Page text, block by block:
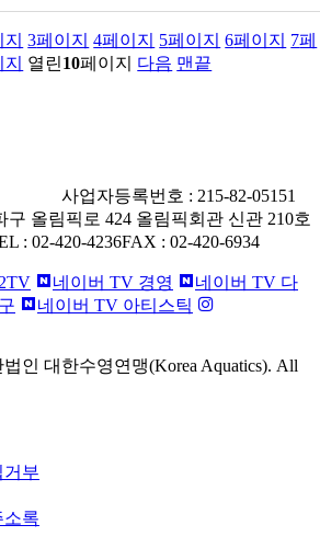
3페이지 4페이지 5페이지 6페이지 7페
열린10페이지 다음 맨끝
사업자등록번호 : 215-82-05151
구 올림픽로 424 올림픽회관 신관 210호
: 02-420-4236FAX : 02-420-6934
네이버 TV 경영
네이버 TV 다
네이버 TV 아티스틱
인 대한수영연맹(Korea Aquatics). All
거부
소록